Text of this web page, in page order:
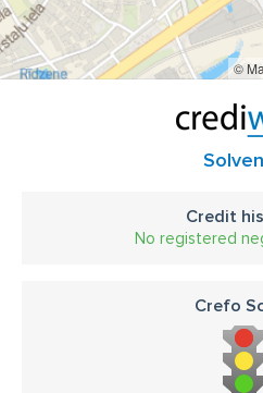
©
Credit
No registered
Crefo